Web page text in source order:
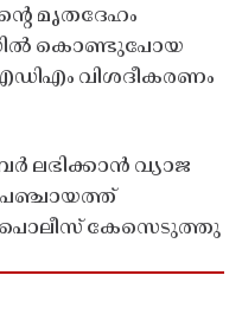
മൃതദേഹം
കൊണ്ടുപോയ
വിശദീകരണം
ലഭിക്കാൻ വ്യാജ
പഞ്ചായത്ത്
പൊലീസ് കേസെടുത്തു